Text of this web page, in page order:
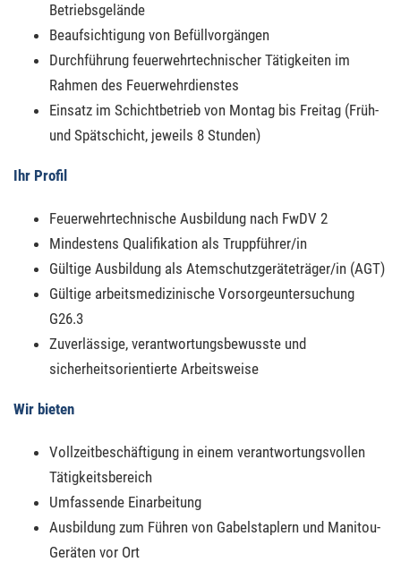
Betriebsgelände
Beaufsichtigung von Befüllvorgängen
Durchführung feuerwehrtechnischer Tätigkeiten im
Rahmen des Feuerwehrdienstes
Einsatz im Schichtbetrieb von Montag bis Freitag (Früh-
und Spätschicht, jeweils 8 Stunden)
Ihr Profil
Feuerwehrtechnische Ausbildung nach FwDV 2
Mindestens Qualifikation als Truppführer/in
Gültige Ausbildung als Atemschutzgeräteträger/in (AGT)
Gültige arbeitsmedizinische Vorsorgeuntersuchung
G26.3
Zuverlässige, verantwortungsbewusste und
sicherheitsorientierte Arbeitsweise
Wir bieten
Vollzeitbeschäftigung in einem verantwortungsvollen
Tätigkeitsbereich
Umfassende Einarbeitung
Ausbildung zum Führen von Gabelstaplern und Manitou-
Geräten vor Ort